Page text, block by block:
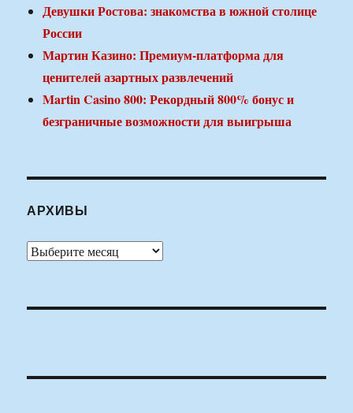
Девушки Ростова: знакомства в южной столице
России
Мартин Казино: Премиум-платформа для
ценителей азартных развлечений
Martin Casino 800: Рекордный 800% бонус и
безграничные возможности для выигрыша
АРХИВЫ
Архивы